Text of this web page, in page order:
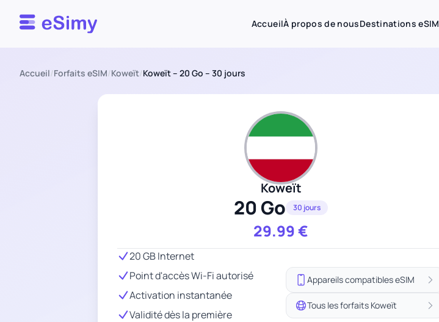
Esimy AccueilÀ propos de nousDestinations eSIM
Accueil/Forfaits eSIM/Koweït/Koweït – 20 Go – 30 jours
Koweït
20 Go 30 jours
29.99€
20 GB Internet
Point d'accès Wi-Fi autorisé
Activation instantanée
Validité dès la première
Appareils compatibles eSIM
Tous les forfaits Koweït